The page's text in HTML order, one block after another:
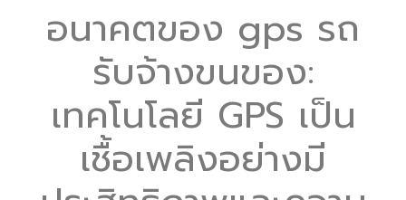
อนาคตของ gps รถ
รับจ้างขนของ:
เทคโนโลยี GPS เป็น
เชื้อเพลิงอย่างมี